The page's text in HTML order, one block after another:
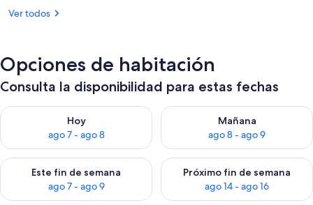
Ver todos
Opciones de habitación
Consulta la disponibilidad para estas fechas
Hoy
ago 7 - ago 8
Consulta la disponibilidad para hoy ago 7 - ago 8
Mañana
ago 8 - ago 9
Consulta la disponibilidad
Este fin de semana
ago 7 - ago 9
Consulta la disponibilidad para este fin de semana ago 7 -
Próximo fin de semana
ago 14 - ago 16
Consulta la disponibilidad